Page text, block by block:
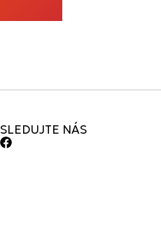
SLEDUJTE NÁS